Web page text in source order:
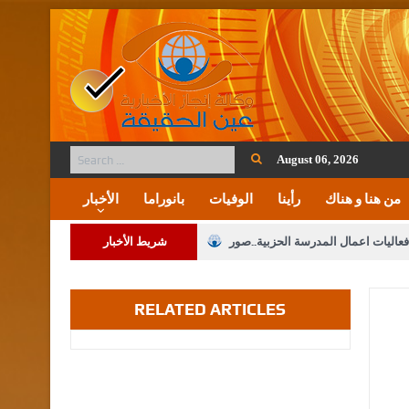
August 06, 2026
الأخبار بانوراما الوفيات رأينا من هنا و هناك
شريط الأخبار اعمال المدرسة الحزبية..صور
مشروع تعديل قانون الملكية العقاريةRELATED ARTICLES